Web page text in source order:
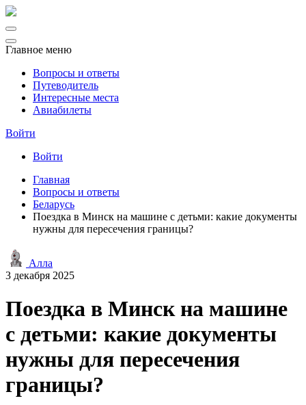
Главное меню
Вопросы и ответы
Путеводитель
Интересные места
Авиабилеты
Войти
Войти
Главная
Вопросы и ответы
Беларусь
Поездка в Минск на машине с детьми: какие документы
нужны для пересечения границы?
Алла
3 декабря 2025
Поездка в Минск на машине
с детьми: какие документы
нужны для пересечения
границы?